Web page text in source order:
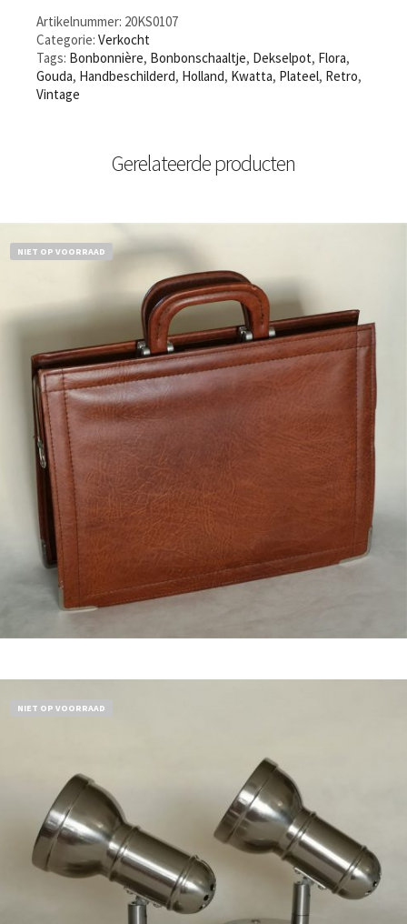
Artikelnummer: 20KS0107
Categorie: Verkocht
Tags: Bonbonnière, Bonbonschaaltje, Dekselpot, Flora,
Gouda, Handbeschilderd, Holland, Kwatta, Plateel, Retro,
Vintage
Gerelateerde producten
NIET OP VOORRAAD
NIET OP VOORRAAD